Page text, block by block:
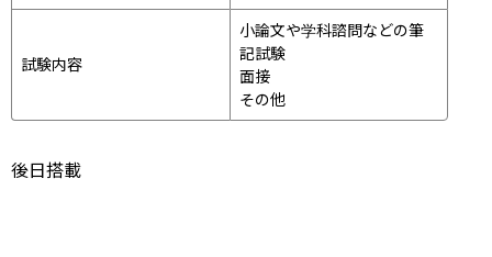
試験内容
小論文や学科諮問などの筆
記試験
面接
その他
後日搭載